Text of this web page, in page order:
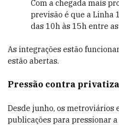
Com a chegada mais
previsão é que a Linha
das 10h às 15h entre
As integrações estão
estão abertas.
Pressão contra
Desde junho, os metroviários
publicações para pressionar